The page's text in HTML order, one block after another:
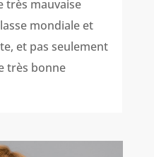
très mauvaise
mondiale et
et pas seulement
très bonne